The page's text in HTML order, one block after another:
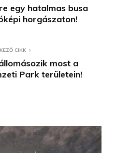
egy hatalmas busa
horgászaton!
CIKK
most a
Park területein!